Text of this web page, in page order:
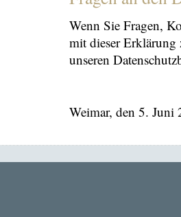
Wenn Sie Fragen,
mit dieser Erklärung
unseren
Weimar, den 5. Juni